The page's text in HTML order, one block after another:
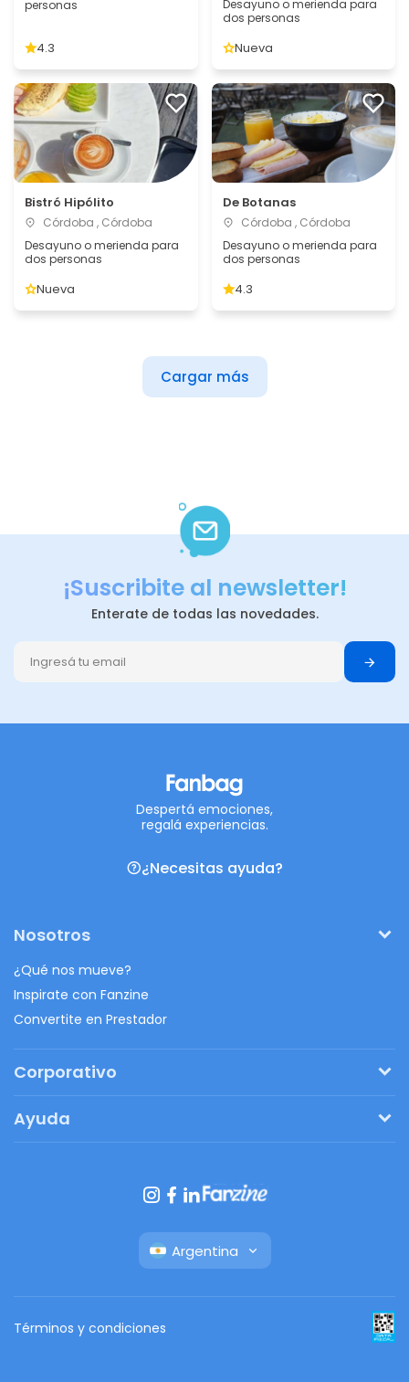
personas
4.3
Desayuno o merienda para
dos personas
Nueva
Bistró Hipólito
Córdoba , Córdoba
Desayuno o merienda para
dos personas
Nueva
De Botanas
Córdoba , Córdoba
Desayuno o merienda para
dos personas
4.3
Cargar más
¡Suscribite al newsletter!
Enterate de todas las novedades.
Despertá emociones,
regalá experiencias.
¿Necesitas ayuda?
Nosotros
¿Qué nos mueve?
Inspirate con Fanzine
Convertite en Prestador
Corporativo
Regalos originales
Ayuda
Botón de arrepentimiento
Argentina
Términos y condiciones